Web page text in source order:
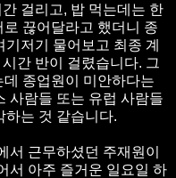
걸리고, 밥 먹는데는 한
끊어달라고 했더니 종
저기 물어보고 최종 계
간 반이 걸렸습니다. 그
종업원이 미안하다는
사람들 또는 유럽 사람들
하는 것 같습니다.
서 근무하셨던 주재원이
서 아주 즐거운 일요일 하